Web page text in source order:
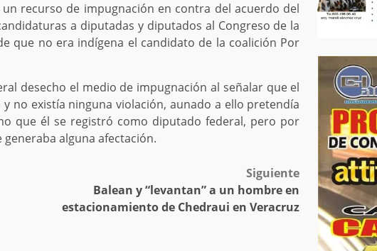
recurso de impugnación en contra del acuerdo del
a diputadas y diputados al Congreso de la
que no era indígena el candidato de la coalición Por
desecho el medio de impugnación al señalar que el
no existía ninguna violación, aunado a ello pretendía
que él se registró como diputado federal, pero por
alguna afectación.
Siguiente
Balean y “levantan” a un hombre en
estacionamiento de Chedraui en Veracruz